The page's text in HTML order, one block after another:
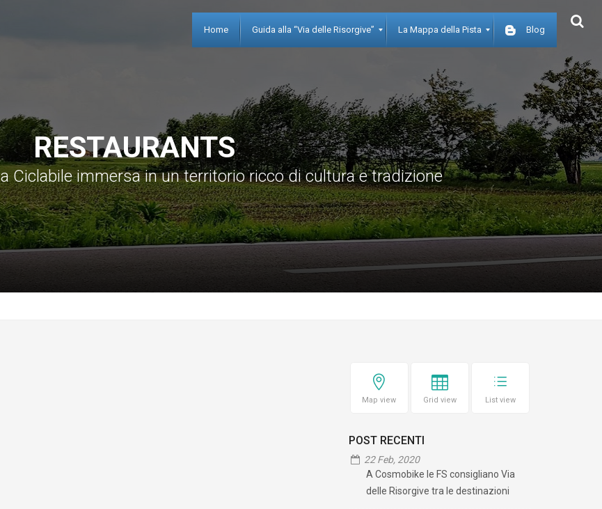
Home Guida alla “Via delle Risorgive” La Mappa della Pista Blog
RESTAURANTS
Ciclabile immersa in un territorio ricco di cultura e tradizione
Map view Grid view List view
POST RECENTI
22 Feb, 2020
A Cosmobike le FS consigliano Via
delle Risorgive tra le destinazioni